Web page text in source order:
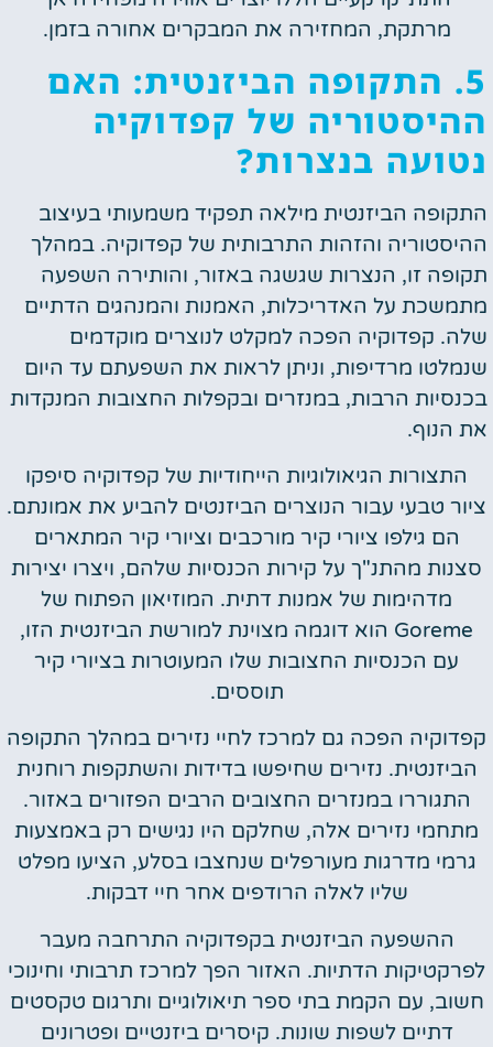
מרתקת, המחזירה את המבקרים אחורה בזמן.
5. התקופה הביזנטית: האם
ההיסטוריה של קפדוקיה
נטועה בנצרות?
התקופה הביזנטית מילאה תפקיד משמעותי בעיצוב
ההיסטוריה והזהות התרבותית של קפדוקיה. במהלך
תקופה זו, הנצרות שגשגה באזור, והותירה השפעה
מתמשכת על האדריכלות, האמנות והמנהגים הדתיים
שלה. קפדוקיה הפכה למקלט לנוצרים מוקדמים
שנמלטו מרדיפות, וניתן לראות את השפעתם עד היום
בכנסיות הרבות, במנזרים ובקפלות החצובות המנקדות
את הנוף.
התצורות הגיאולוגיות הייחודיות של קפדוקיה סיפקו
ציור טבעי עבור הנוצרים הביזנטים להביע את אמונתם.
הם גילפו ציורי קיר מורכבים וציורי קיר המתארים
סצנות מהתנ"ך על קירות הכנסיות שלהם, ויצרו יצירות
מדהימות של אמנות דתית. המוזיאון הפתוח של
Goreme הוא דוגמה מצוינת למורשת הביזנטית הזו,
עם הכנסיות החצובות שלו המעוטרות בציורי קיר
תוססים.
קפדוקיה הפכה גם למרכז לחיי נזירים במהלך התקופה
הביזנטית. נזירים שחיפשו בדידות והשתקפות רוחנית
התגוררו במנזרים החצובים הרבים הפזורים באזור.
מתחמי נזירים אלה, שחלקם היו נגישים רק באמצעות
גרמי מדרגות מעורפלים שנחצבו בסלע, הציעו מפלט
שליו לאלה הרודפים אחר חיי דבקות.
ההשפעה הביזנטית בקפדוקיה התרחבה מעבר
לפרקטיקות הדתיות. האזור הפך למרכז תרבותי וחינוכי
חשוב, עם הקמת בתי ספר תיאולוגיים ותרגום טקסטים
דתיים לשפות שונות. קיסרים ביזנטיים ופטרונים